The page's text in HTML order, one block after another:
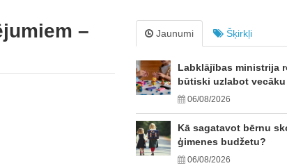
–
Jaunumi Šķirkļi
Labklājības ministrija
būtiski uzlabot
06/08/2026
Kā sagatavot bērnu
ģimenes budžetu?
06/08/2026